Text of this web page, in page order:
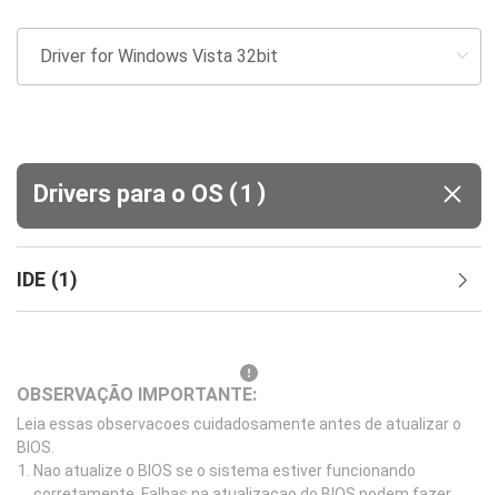
Drivers para o OS (1 )
IDE (1)
OBSERVAÇÃO IMPORTANTE:
Leia essas observacoes cuidadosamente antes de atualizar o
BIOS.
Nao atualize o BIOS se o sistema estiver funcionando